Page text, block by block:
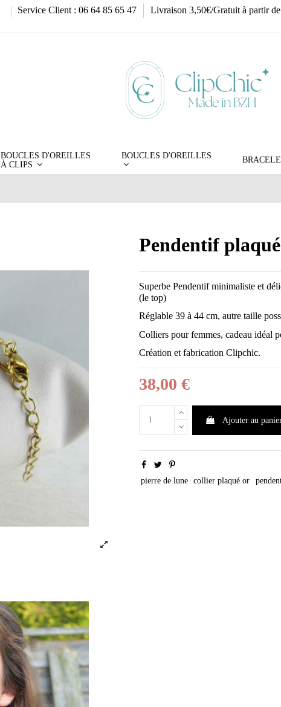
Service Client : 06 64 85 65 47 Livraison 3,50€/Gratuit à partir
BOUCLES D'OREILLES
À CLIPS
BOUCLES D'OREILLES
Pendentif
Superbe Pendentif minimaliste et
(le top)
Réglable 39 à 44 cm, autre taille
Colliers pour femmes, cadeau idéal
Création et fabrication Clipchic.
38,00 €
Ajouter au
pierre de lune collier plaqué or